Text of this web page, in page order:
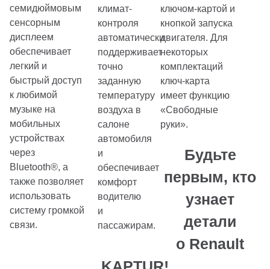
семидюймовым
сенсорным
дисплеем
обеспечивает
легкий и
быстрый доступ
к любимой
музыке на
мобильных
устройствах
через
Bluetooth®, а
также позволяет
использовать
систему громкой
связи.
климат-
контроля
автоматически
поддерживает
точно
заданную
температуру
воздуха в
салоне
автомобиля
и
обеспечивает
комфорт
водителю
и
пассажирам.
ключом-картой и
кнопкой запуска
двигателя. Для
некоторых
комплектаций
ключ-карта
имеет функцию
«Свободные
руки».
Будьте
первым, кто
узнает
детали
о Renault